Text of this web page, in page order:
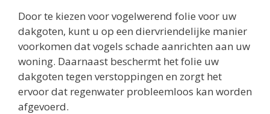
Door te kiezen voor vogelwerend folie voor uw
dakgoten, kunt u op een diervriendelijke manier
voorkomen dat vogels schade aanrichten aan uw
woning. Daarnaast beschermt het folie uw
dakgoten tegen verstoppingen en zorgt het
ervoor dat regenwater probleemloos kan worden
afgevoerd.